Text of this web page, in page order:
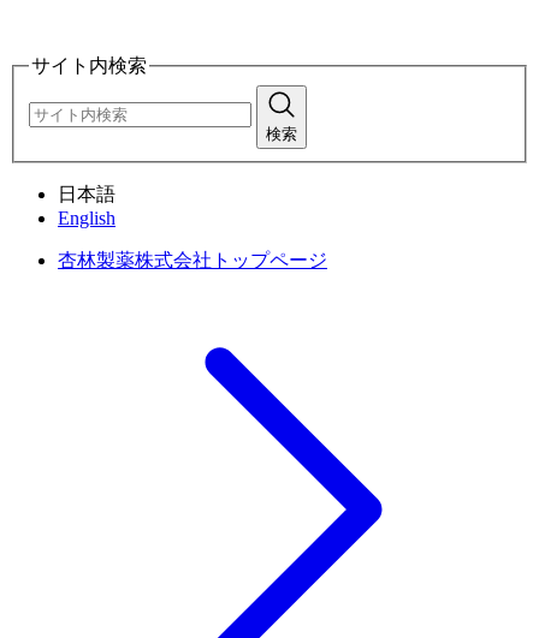
サイト内検索
検索
日本語
English
杏林製薬株式会社トップページ